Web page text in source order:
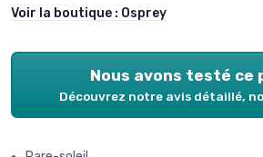
Voir la boutique : Osprey
Nous avons testé ce
Découvrez notre avis détaillé,